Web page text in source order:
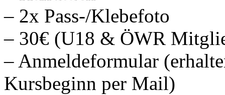
– 2x Pass-/Klebefoto
– 30€ (U18 & ÖWR
– Anmeldeformular
Kursbeginn per Mail)